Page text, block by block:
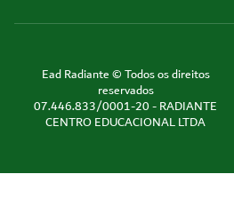
Ead Radiante © Todos os direitos
reservados
07.446.833/0001-20 - RADIANTE
CENTRO EDUCACIONAL LTDA